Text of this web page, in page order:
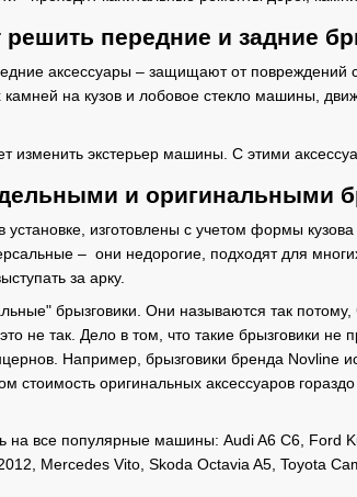
передние и задние
аксессуары – защищают от повреждений
на кузов и лобовое стекло машины,
изменить экстерьер машины. С этими
и оригинальными
изготовлены с учетом формы кузова
– они недорогие, подходят для
за арку.
брызговики. Они называются так потому,
не так. Дело в том, что такие брызговики не
Например, брызговики бренда Novline
стоимость оригинальных аксессуаров
на все популярные машины: Audi A6 C6,
Mercedes Vito, Skoda Octavia A5, Toyota